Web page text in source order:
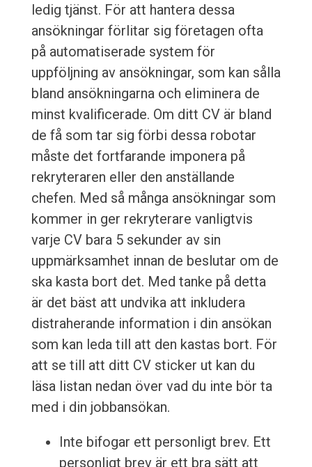
ledig tjänst. För att hantera dessa
ansökningar förlitar sig företagen ofta
på automatiserade system för
uppföljning av ansökningar, som kan sålla
bland ansökningarna och eliminera de
minst kvalificerade. Om ditt CV är bland
de få som tar sig förbi dessa robotar
måste det fortfarande imponera på
rekryteraren eller den anställande
chefen. Med så många ansökningar som
kommer in ger rekryterare vanligtvis
varje CV bara 5 sekunder av sin
uppmärksamhet innan de beslutar om de
ska kasta bort det. Med tanke på detta
är det bäst att undvika att inkludera
distraherande information i din ansökan
som kan leda till att den kastas bort. För
att se till att ditt CV sticker ut kan du
läsa listan nedan över vad du inte bör ta
med i din jobbansökan.
Inte bifogar ett personligt brev. Ett
personligt brev är ett bra sätt att